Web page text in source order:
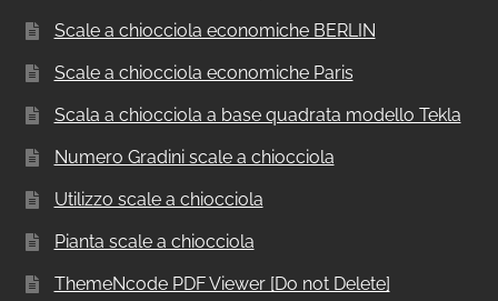
Scale a chiocciola economiche BERLIN
Scale a chiocciola economiche Paris
Scala a chiocciola a base quadrata modello Tekla
Numero Gradini scale a chiocciola
Utilizzo scale a chiocciola
Pianta scale a chiocciola
ThemeNcode PDF Viewer [Do not Delete]